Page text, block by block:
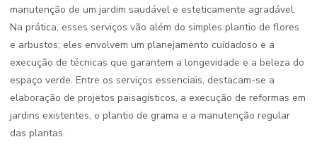
manutenção de um jardim saudável e esteticamente agradável.
Na prática, esses serviços vão além do simples plantio de flores
e arbustos; eles envolvem um planejamento cuidadoso e a
execução de técnicas que garantem a longevidade e a beleza do
espaço verde. Entre os serviços essenciais, destacam-se a
elaboração de projetos paisagísticos, a execução de reformas em
jardins existentes, o plantio de grama e a manutenção regular
das plantas.